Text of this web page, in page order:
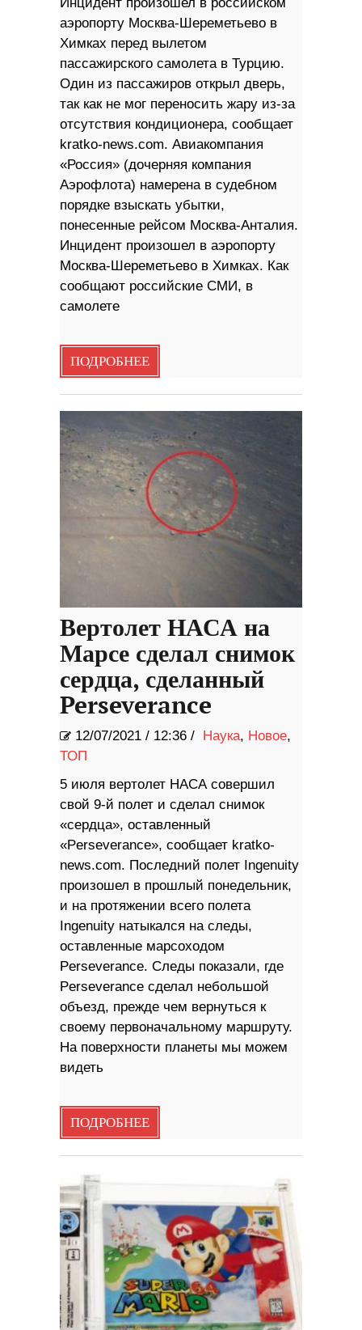
аэропорту Москва-Шереметьево в
Химках перед вылетом
пассажирского самолета в Турцию.
Один из пассажиров открыл дверь,
так как не мог переносить жару из-за
отсутствия кондиционера, сообщает
kratko-news.com. Авиакомпания
«Россия» (дочерняя компания
Аэрофлота) намерена в судебном
порядке взыскать убытки,
понесенные рейсом Москва-Анталия.
Инцидент произошел в аэропорту
Москва-Шереметьево в Химках. Как
сообщают российские СМИ, в
самолете
ПОДРОБНЕЕ
Вертолет НАСА на
Марсе сделал снимок
сердца, сделанный
Perseverance
12/07/2021 / 12:36 / Наука, Новое,
ТОП
5 июля вертолет НАСА совершил
свой 9-й полет и сделал снимок
«сердца», оставленный
«Perseverance», сообщает kratko-
news.com. Последний полет Ingenuity
произошел в прошлый понедельник,
и на протяжении всего полета
Ingenuity натыкался на следы,
оставленные марсоходом
Perseverance. Следы показали, где
Perseverance сделал небольшой
объезд, прежде чем вернуться к
своему первоначальному маршруту.
На поверхности планеты мы можем
видеть
ПОДРОБНЕЕ